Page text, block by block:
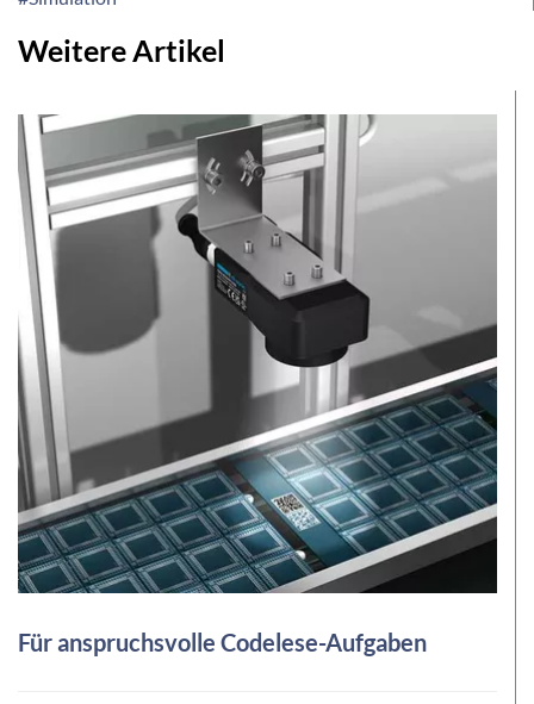
Weitere Artikel
Für anspruchsvolle Codelese-Aufgaben